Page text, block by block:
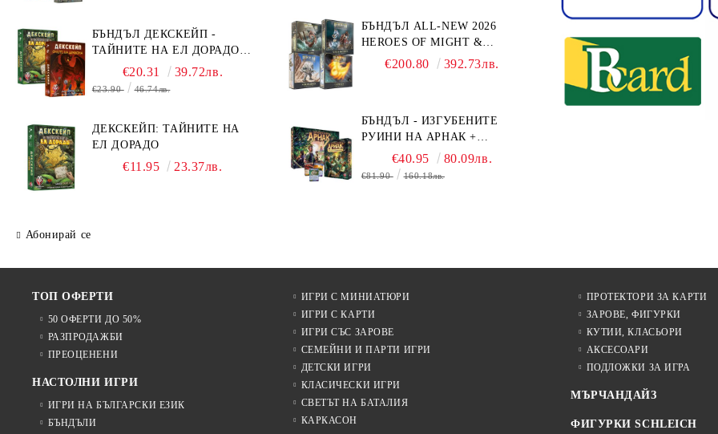
БЪНДЪЛ ДЕКСКЕЙП -
ТАЙНИТЕ НА ЕЛ ДОРАДО +
ОЧИТЕ НА ДРАКОНА
€20.31 39.72лв.
€23.90 46.74лв.
ДЕКСКЕЙП: ТАЙНИТЕ НА
ЕЛ ДОРАДО
€11.95 23.37лв.
Абонирай се
БЪНДЪЛ ALL-NEW 2026
HEROES OF MIGHT &
MAGIC III: THE BOARD
€200.80 392.73лв.
БЪНДЪЛ - ИЗГУБЕНИТЕ
РУИНИ НА АРНАК +
ВОДАЧИ НА ЕКСПЕДИЦИИ
+ ПРОМО КАРТИ
€40.95 80.09лв.
€81.90 160.18лв.
ТОП ОФЕРТИ
50 ОФЕРТИ ДО 50%
РАЗПРОДАЖБИ
ПРЕОЦЕНЕНИ
НАСТОЛНИ ИГРИ
ИГРИ НА БЪЛГАРСКИ ЕЗИК
БЪНДЪЛИ
ИГРИ С МИНИАТЮРИ
ИГРИ С КАРТИ
ИГРИ СЪС ЗАРОВЕ
СЕМЕЙНИ И ПАРТИ ИГРИ
ДЕТСКИ ИГРИ
КЛАСИЧЕСКИ ИГРИ
СВЕТЪТ НА БАТАЛИЯ
КАРКАСОН
ПРОТЕКТОРИ ЗА КАРТИ
ЗАРОВЕ, ФИГУРКИ
КУТИИ, КЛАСЬОРИ
АКСЕСОАРИ
ПОДЛОЖКИ ЗА ИГРА
МЪРЧАНДАЙЗ
ФИГУРКИ SCHLEICH